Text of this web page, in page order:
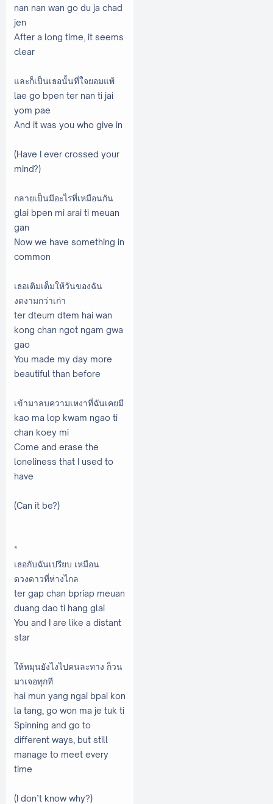
nan nan wan go du ja chad
jen
After a long time, it seems
clear
และก็เป็นเธอนั้นที่ใจยอมแพ้
lae go bpen ter nan ti jai
yom pae
And it was you who give in
(Have I ever crossed your
mind?)
กลายเป็นมีอะไรที่เหมือนกัน
glai bpen mi arai ti meuan
gan
Now we have something in
common
เธอเติมเต็มให้วันของฉัน
งดงามกว่าเก่า
ter dteum dtem hai wan
kong chan ngot ngam gwa
gao
You made my day more
beautiful than before
เข้ามาลบความเหงาที่ฉันเคยมี
kao ma lop kwam ngao ti
chan koey mi
Come and erase the
loneliness that I used to
have
(Can it be?)
*
เธอกับฉันเปรียบ เหมือน
ดวงดาวที่ห่างไกล
ter gap chan bpriap meuan
duang dao ti hang glai
You and I are like a distant
star
ให้หมุนยังไงไปคนละทาง ก็วน
มาเจอทุกที
hai mun yang ngai bpai kon
la tang, go won ma je tuk ti
Spinning and go to
different ways, but still
manage to meet every
time
(I don’t know why?)